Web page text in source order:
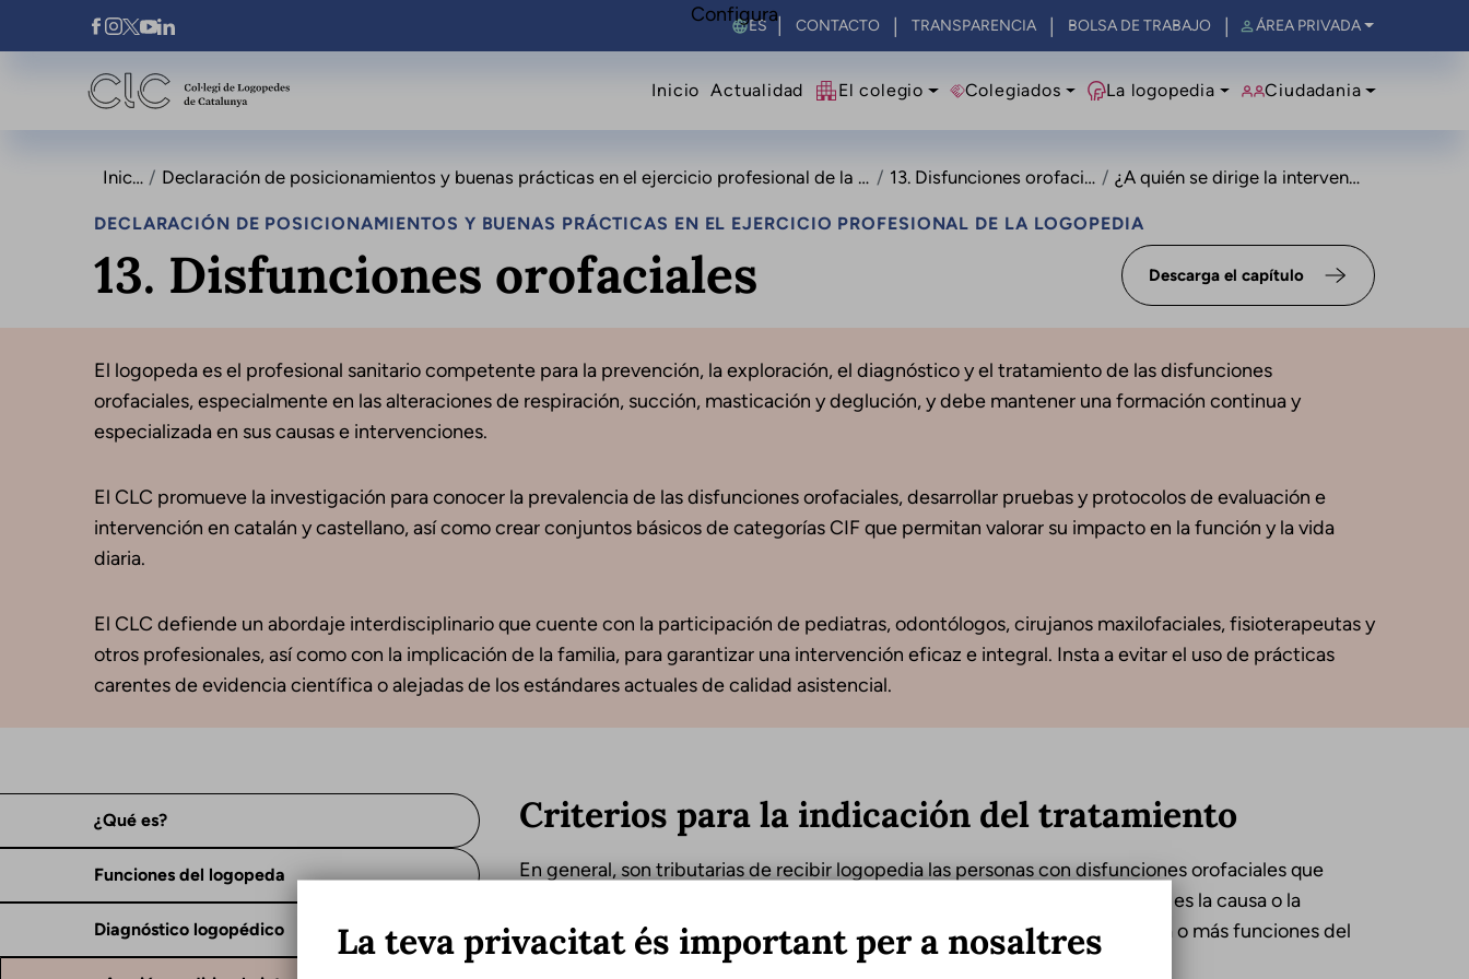
Pasar al contenido principal
Xarxes Socials Select your language
CONTACTO TRANSPARENCIA BOLSA DE TRABAJO ÁREA PRIVADA
Navegació principal
Inicio Actualidad El colegio Colegiados La logopedia Ciudadania
Inicio Declaración de posicionamientos y buenas prácticas en el ejercicio profesional de la logopedia 13. Disfunciones orofaciales ¿A quién se dirige la intervención?
DECLARACIÓN DE POSICIONAMIENTOS Y BUENAS PRÁCTICAS EN EL EJERCICIO PROFESIONAL DE LA LOGOPEDIA
13. Disfunciones orofaciales Descarga el capítulo
El logopeda es el profesional sanitario competente para la prevención, la exploración, el diagnóstico y el tratamiento de las disfunciones
orofaciales, especialmente en las alteraciones de respiración, succión, masticación y deglución, y debe mantener una formación continua y
especializada en sus causas e intervenciones.
El CLC promueve la investigación para conocer la prevalencia de las disfunciones orofaciales, desarrollar pruebas y protocolos de evaluación e
intervención en catalán y castellano, así como crear conjuntos básicos de categorías CIF que permitan valorar su impacto en la función y la vida
diaria.
El CLC defiende un abordaje interdisciplinario que cuente con la participación de pediatras, odontólogos, cirujanos maxilofaciales, fisioterapeutas y
otros profesionales, así como con la implicación de la familia, para garantizar una intervención eficaz e integral. Insta a evitar el uso de prácticas
carentes de evidencia científica o alejadas de los estándares actuales de calidad asistencial.
¿Qué es?
Funciones del logopeda
Diagnóstico logopédico
Criterios para la indicación del tratamiento
En general, son tributarias de recibir logopedia las personas con disfunciones orofaciales que
puedan ser rehabilitadas con tratamiento logopédico, tanto si la disfunción es la causa o la
consecuencia, y siempre que esta afecte el desarrollo o la ejecución de una o más funciones del
SE, tanto de alimentación como de comunicación, por ejemplo:
Configura
La teva privacitat és important per a nosaltres